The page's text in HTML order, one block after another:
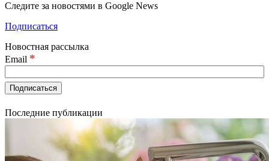
Следите за новостями в Google News
Подписаться
Новостная рассылка
Email *
Последние публикации